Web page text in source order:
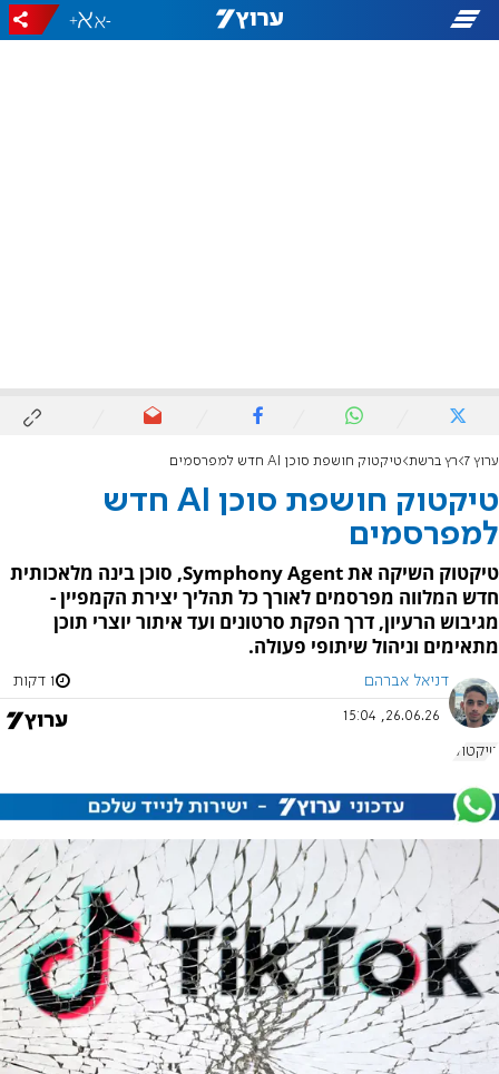
-
+
ערוץ 7 רץ ברשת טיקטוק חושפת סוכן AI חדש למפרסמים
טיקטוק חושפת סוכן AI חדש
למפרסמים
טיקטוק השיקה את Symphony Agent, סוכן בינה מלאכותית
חדש המלווה מפרסמים לאורך כל תהליך יצירת הקמפיין -
מגיבוש הרעיון, דרך הפקת סרטונים ועד איתור יוצרי תוכן
מתאימים וניהול שיתופי פעולה.
דניאל אברהם 1 דקות
26.06.26, 15:04
טיקטוק